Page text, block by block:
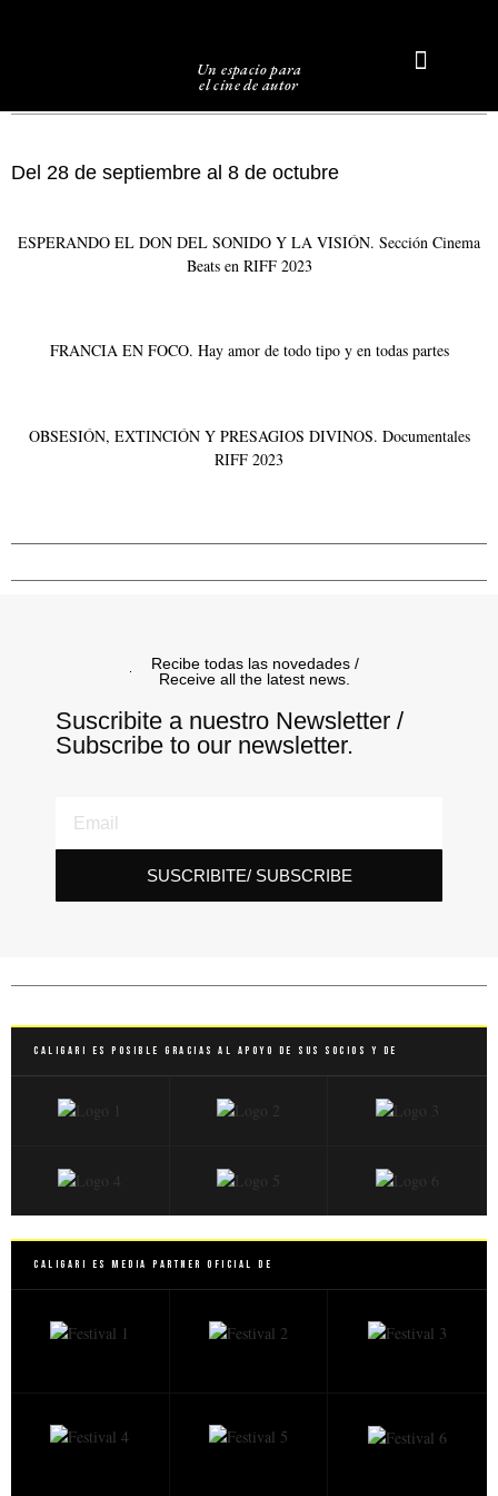
Un espacio para
el cine de autor
Del 28 de septiembre al 8 de octubre
ESPERANDO EL DON DEL SONIDO Y LA VISIÓN. Sección Cinema
Beats en RIFF 2023
FRANCIA EN FOCO. Hay amor de todo tipo y en todas partes
OBSESIÓN, EXTINCIÓN Y PRESAGIOS DIVINOS. Documentales
RIFF 2023
Recibe todas las novedades /
Receive all the latest news.
Suscribite a nuestro Newsletter /
Subscribe to our newsletter.
SUSCRIBITE/ SUBSCRIBE
Caligari es posible gracias al apoyo de sus socios y de
Caligari es Media Partner Oficial de